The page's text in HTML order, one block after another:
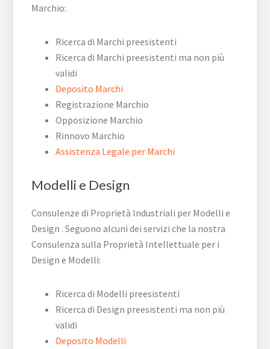
Marchio:
Ricerca di Marchi preesistenti
Ricerca di Marchi preesistenti ma non più
validi
Deposito Marchi
Registrazione Marchio
Opposizione Marchio
Rinnovo Marchio
Assistenza Legale per Marchi
Modelli e Design
Consulenze di Proprietà Industriali per Modelli e
Design . Seguono alcuni dei servizi che la nostra
Consulenza sulla Proprietà Intellettuale per i
Design e Modelli:
Ricerca di Modelli preesistenti
Ricerca di Design preesistenti ma non più
validi
Deposito Modelli